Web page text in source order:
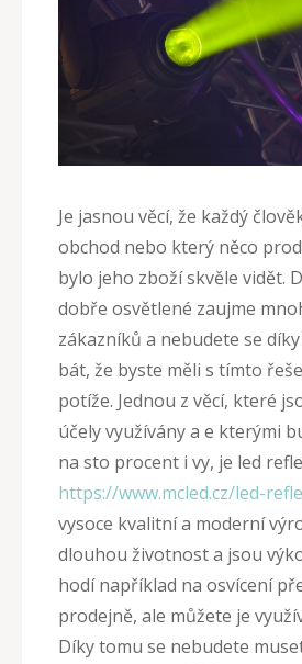
Je jasnou věcí, že každý
obchod nebo který něco
bylo jeho zboží skvěle vidět.
dobře osvětlené zaujme
zákazníků a nebudete se
bát, že byste měli s tímto
potíže. Jednou z věcí, které
účely využívány a e kterými
na sto procent i vy, je led
https://www.mcled.cz/led-
vysoce kvalitní a moderní
dlouhou životnost a jsou
hodí například na osvícení
prodejně, ale můžete je
Díky tomu se nebudete